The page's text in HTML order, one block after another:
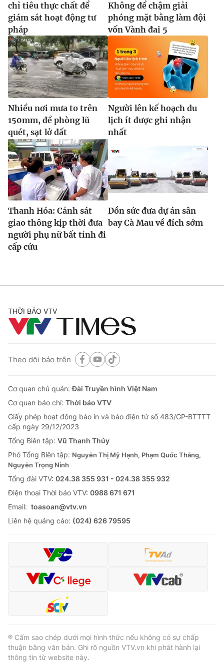
chỉ tiêu thực chất để
giám sát hoạt động tư
pháp
Không để chậm giải
phóng mặt bằng làm đội
vốn Vành đai 5
Nhiều nơi mưa to trên
150mm, đề phòng lũ
quét, sạt lở đất
Người lên kế hoạch du
lịch ít được ghi nhận
nhất
Thanh Hóa: Cảnh sát
giao thông kịp thời đưa
người phụ nữ bất tỉnh đi
cấp cứu
Dồn sức đưa dự án sân
bay Cà Mau về đích sớm
THỜI BÁO VTV
Theo dõi báo trên
Cơ quan chủ quản:Đài Truyền hình Việt Nam
Cơ quan báo chí: Thời báo VTV
Giấy phép hoạt động báo in và báo điện tử số 483/GP-BTTTT
cấp ngày 29/12/2023
Tổng Biên tập: Vũ Thanh Thủy
Phó Tổng Biên tập: Nguyễn Thị Mỹ Hạnh, Phạm Quốc Thắng,
Nguyễn Trọng Ninh
Tổng đài VTV: 024.38 355 931 - 024.38 355 932
Ðiện thoại Thời báo VTV: 0988 671 671
Email: toasoan@vtv.vn
Liên hệ quảng cáo: (024) 626 79595
® Cấm sao chép dưới mọi hình thức nếu không có sự chấp
thuận bằng văn bản. Ghi rõ nguồn VTV.vn khi phát hành lại
thông tin từ website này.